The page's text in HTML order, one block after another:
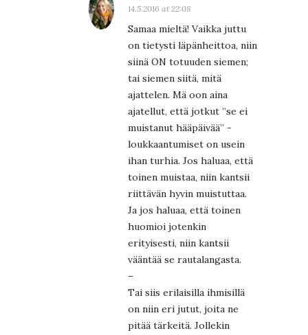
14.5.2016 at 22:08
Samaa mieltä! Vaikka juttu
on tietysti läpänheittoa, niin
siinä ON totuuden siemen;
tai siemen siitä, mitä
ajattelen. Mä oon aina
ajatellut, että jotkut ”se ei
muistanut hääpäivää” -
loukkaantumiset on usein
ihan turhia. Jos haluaa, että
toinen muistaa, niin kantsii
riittävän hyvin muistuttaa.
Ja jos haluaa, että toinen
huomioi jotenkin
erityisesti, niin kantsii
vääntää se rautalangasta.
–
Tai siis erilaisilla ihmisillä
on niin eri jutut, joita ne
pitää tärkeitä. Jollekin